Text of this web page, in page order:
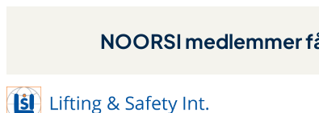
NOORSI medlemmer